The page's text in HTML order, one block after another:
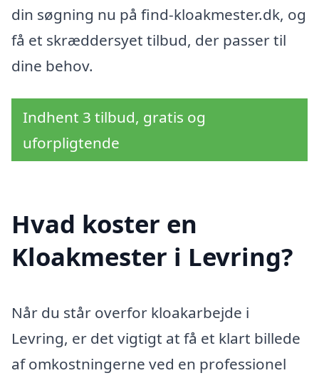
din søgning nu på find-kloakmester.dk, og
få et skræddersyet tilbud, der passer til
dine behov.
Indhent 3 tilbud, gratis og
uforpligtende
Hvad koster en
Kloakmester i Levring?
Når du står overfor kloakarbejde i
Levring, er det vigtigt at få et klart billede
af omkostningerne ved en professionel